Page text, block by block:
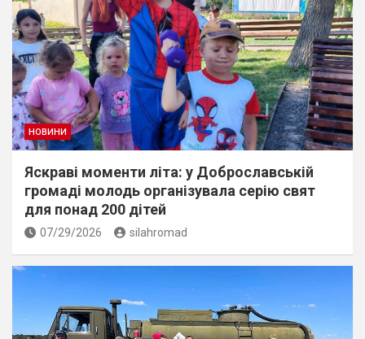
НОВИНИ
Яскраві моменти літа: у Доброславській
громаді молодь організувала серію свят
для понад 200 дітей
07/29/2026 silahromad